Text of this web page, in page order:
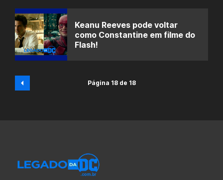
Keanu Reeves pode voltar
como Constantine em filme do
Flash!
Página 18 de 18